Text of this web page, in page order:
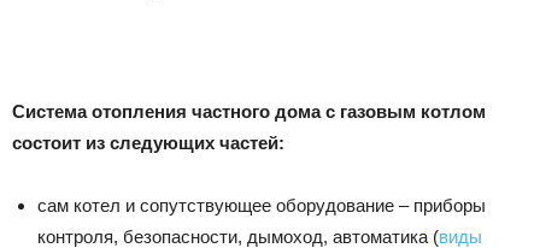
Система отопления частного дома с газовым котлом
состоит из следующих частей:
сам котел и сопутствующее оборудование – приборы
контроля, безопасности, дымоход, автоматика (виды